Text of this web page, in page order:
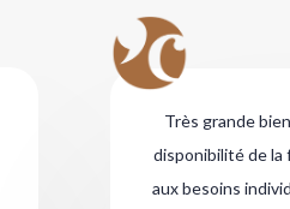
Très grande
disponibilité de la
aux besoins